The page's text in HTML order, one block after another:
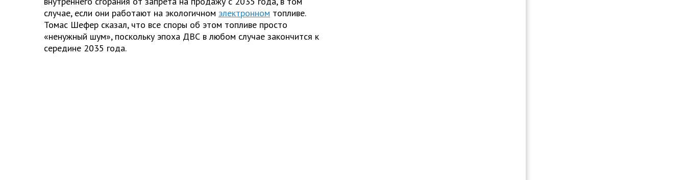
случае, если они работают на экологичном электронном топливе.
Томас Шефер сказал, что все споры об этом топливе просто
«ненужный шум», поскольку эпоха ДВС в любом случае закончится к
середине 2035 года.